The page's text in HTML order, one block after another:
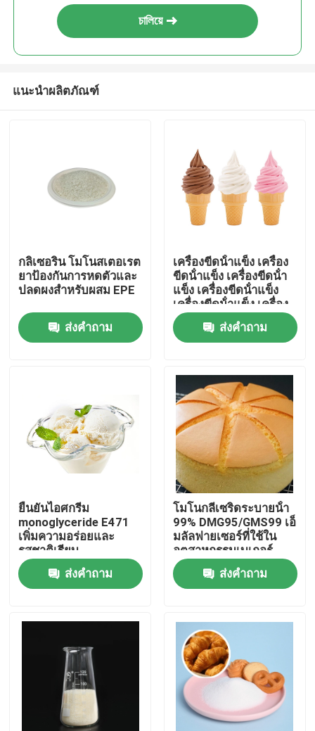
วิดีโอ
การแสดง VR
เกี่ยวกับเรา
ทัวร์โรงงาน
ควบคุมคุณภาพ
ขอใบเสนอราคา
চালিয়ে
แนะนำผลิตภัณฑ์
กลิเซอริน โมโนสเตอเรต
ยาป้องกันการหดตัวและ
ปลดผงสําหรับผสม EPE
ส่งคำถาม
เครื่องขีดน้ําแข็ง เครื่อง
ขีดน้ําแข็ง เครื่องขีดน้ํา
แข็ง เครื่องขีดน้ําแข็ง
เครื่องขีดน้ําแข็ง เครื่อง
ขีดน้ําแข็ง
ส่งคำถาม
ยืนยันไอศกรีม
monoglyceride E471
เพิ่มความอร่อยและ
รสชาติเรียบ
ส่งคำถาม
โมโนกลีเซริดระบายน้ํา
99% DMG95/GMS99 เอ็
มลัลฟายเซอร์ที่ใช้ใน
อุตสาหกรรมเบเกอร์
ส่งคำถาม